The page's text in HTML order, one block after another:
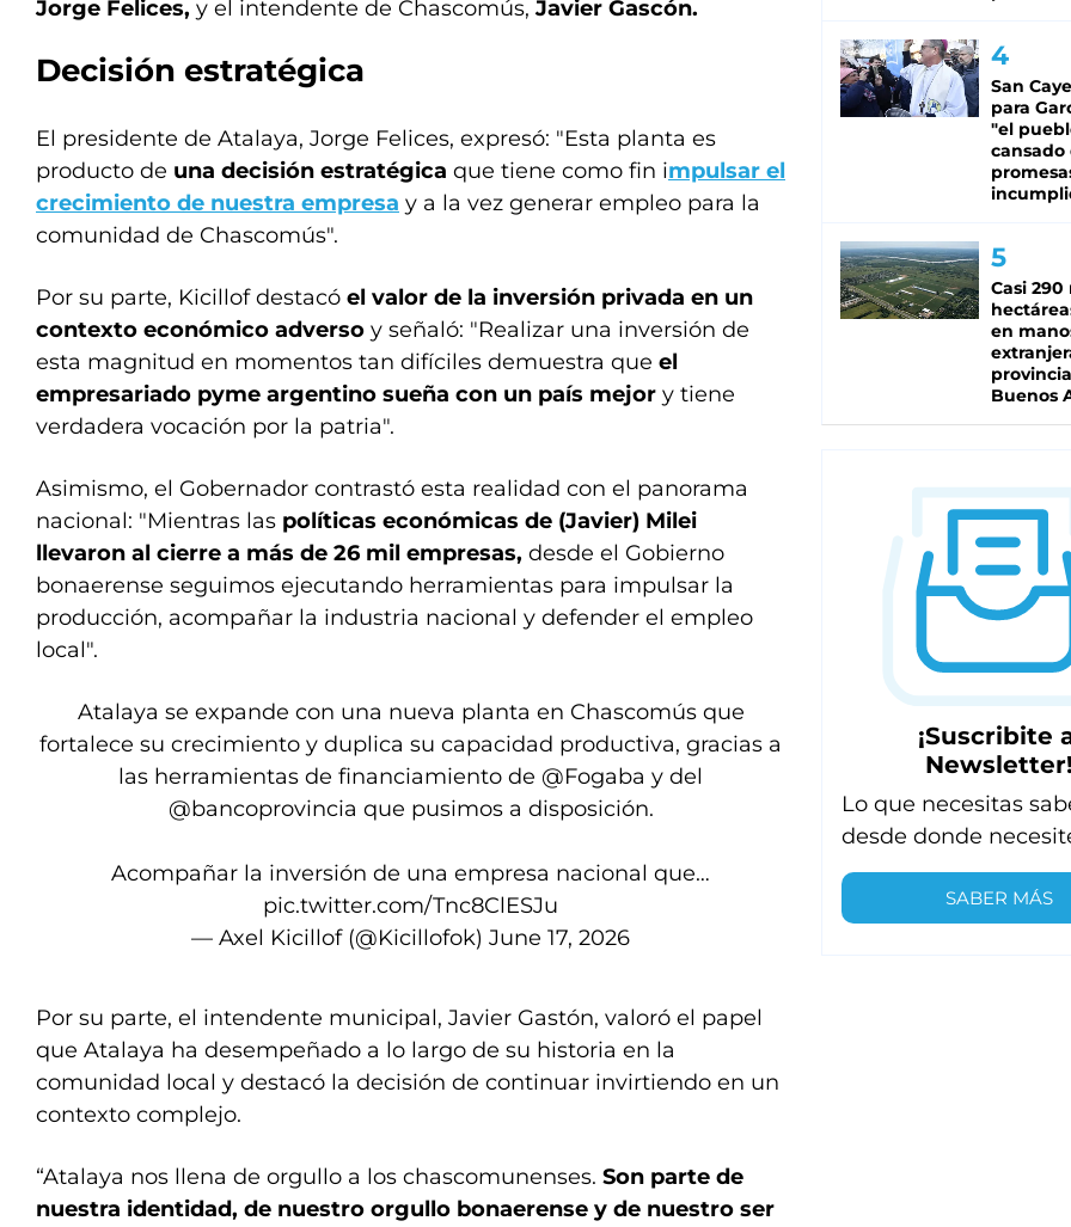
Jorge Felices, y el intendente de Chascomús, Javier Gascón.
Decisión estratégica
El presidente de Atalaya, Jorge Felices, expresó: "Esta planta es
producto de una decisión estratégica que tiene como fin impulsar el
crecimiento de nuestra empresa y a la vez generar empleo para la
comunidad de Chascomús".
Por su parte, Kicillof destacó el valor de la inversión privada en un
contexto económico adverso y señaló: "Realizar una inversión de
esta magnitud en momentos tan difíciles demuestra que el
empresariado pyme argentino sueña con un país mejor y tiene
verdadera vocación por la patria".
Asimismo, el Gobernador contrastó esta realidad con el panorama
nacional: "Mientras las políticas económicas de (Javier) Milei
llevaron al cierre a más de 26 mil empresas, desde el Gobierno
bonaerense seguimos ejecutando herramientas para impulsar la
producción, acompañar la industria nacional y defender el empleo
local".
Atalaya se expande con una nueva planta en Chascomús que
fortalece su crecimiento y duplica su capacidad productiva, gracias a
las herramientas de financiamiento de @Fogaba y del
@bancoprovincia que pusimos a disposición.
Acompañar la inversión de una empresa nacional que…
pic.twitter.com/Tnc8ClESJu
— Axel Kicillof (@Kicillofok) June 17, 2026
Por su parte, el intendente municipal, Javier Gastón, valoró el papel
que Atalaya ha desempeñado a lo largo de su historia en la
comunidad local y destacó la decisión de continuar invirtiendo en un
contexto complejo.
“Atalaya nos llena de orgullo a los chascomunenses. Son parte de
nuestra identidad, de nuestro orgullo bonaerense y de nuestro ser
San
para
"el
cansado
Casi 290
en
Buenos
¡Suscribite
Newsletter!
Lo que necesitas
desde donde
SABER MÁS